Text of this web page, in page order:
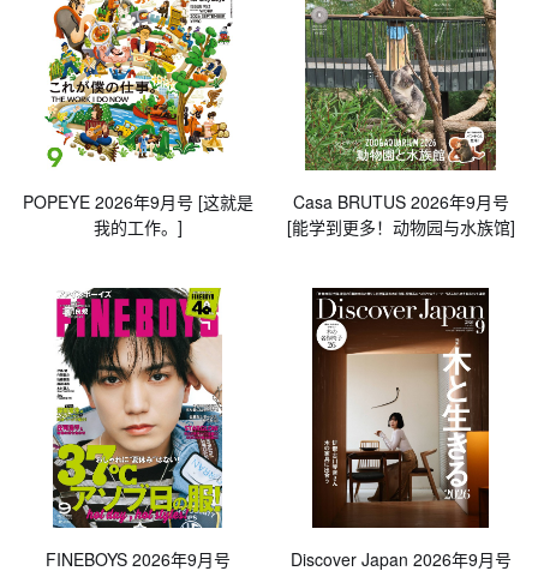
POPEYE 2026年9月号 [这就是
我的工作。]
Casa BRUTUS 2026年9月号
[能学到更多！动物园与水族馆]
FINEBOYS 2026年9月号 Discover Japan 2026年9月号